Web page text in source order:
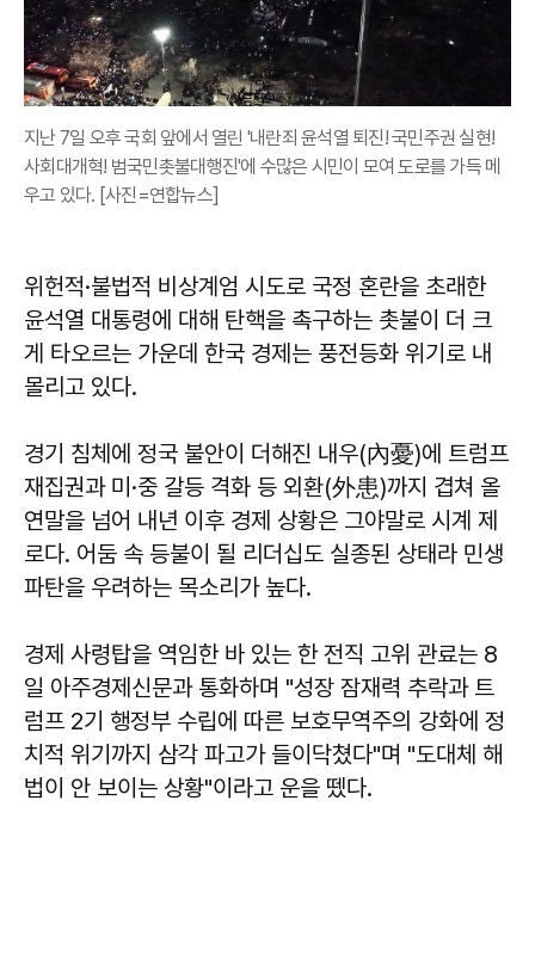
지난 7일 오후 국회 앞에서 열린 '내란죄 윤석열 퇴진! 국민주권 실현!
사회대개혁! 범국민촛불대행진'에 수많은 시민이 모여 도로를 가득 메
우고 있다. [사진=연합뉴스]
위헌적·불법적 비상계엄 시도로 국정 혼란을 초래한
윤석열 대통령에 대해 탄핵을 촉구하는 촛불이 더 크
게 타오르는 가운데 한국 경제는 풍전등화 위기로 내
몰리고 있다.
경기 침체에 정국 불안이 더해진 내우(內憂)에 트럼프
재집권과 미·중 갈등 격화 등 외환(外患)까지 겹쳐 올
연말을 넘어 내년 이후 경제 상황은 그야말로 시계 제
로다. 어둠 속 등불이 될 리더십도 실종된 상태라 민생
파탄을 우려하는 목소리가 높다.
경제 사령탑을 역임한 바 있는 한 전직 고위 관료는 8
일 아주경제신문과 통화하며 "성장 잠재력 추락과 트
럼프 2기 행정부 수립에 따른 보호무역주의 강화에 정
치적 위기까지 삼각 파고가 들이닥쳤다"며 "도대체 해
법이 안 보이는 상황"이라고 운을 뗐다.